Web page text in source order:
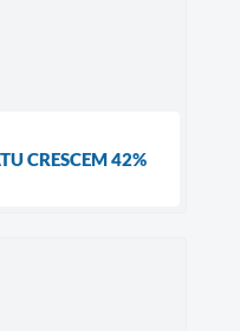
CRESCEM 42%